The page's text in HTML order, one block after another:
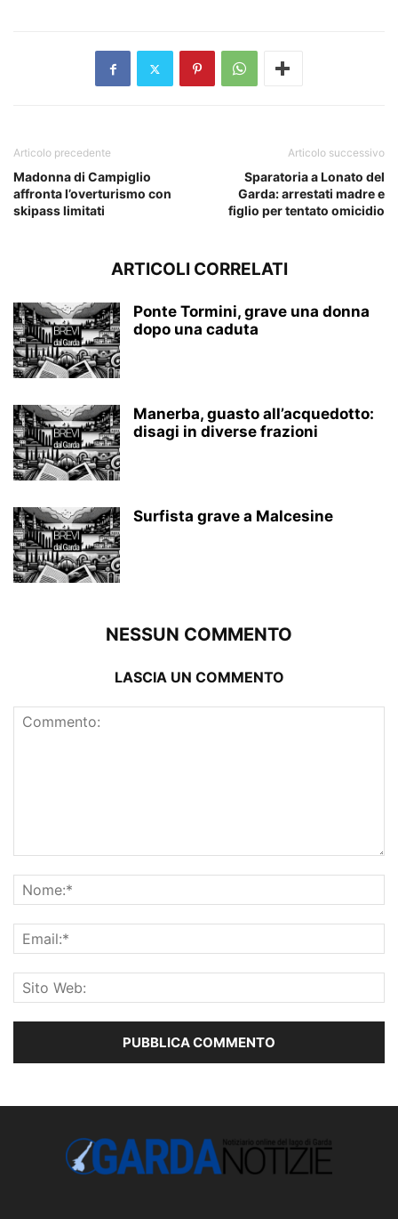
Articolo precedente
Madonna di Campiglio
affronta l’overturismo con
skipass limitati
Articolo successivo
Sparatoria a Lonato del
Garda: arrestati madre e
figlio per tentato omicidio
ARTICOLI CORRELATI
Ponte Tormini, grave una donna
dopo una caduta
Manerba, guasto all’acquedotto:
disagi in diverse frazioni
Surfista grave a Malcesine
NESSUN COMMENTO
LASCIA UN COMMENTO